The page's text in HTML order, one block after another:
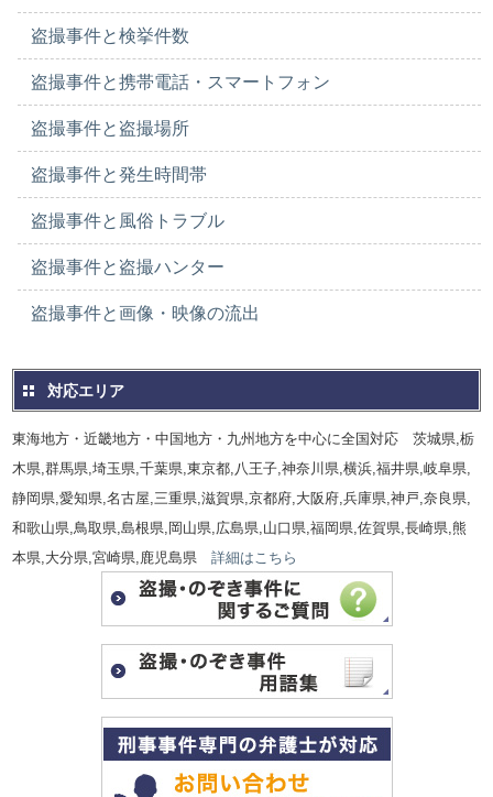
盗撮事件と検挙件数
盗撮事件と携帯電話・スマートフォン
盗撮事件と盗撮場所
盗撮事件と発生時間帯
盗撮事件と風俗トラブル
盗撮事件と盗撮ハンター
盗撮事件と画像・映像の流出
対応エリア
東海地方・近畿地方・中国地方・九州地方を中心に全国対応 茨城県,栃
木県,群馬県,埼玉県,千葉県,東京都,八王子,神奈川県,横浜,福井県,岐阜県,
静岡県,愛知県,名古屋,三重県,滋賀県,京都府,大阪府,兵庫県,神戸,奈良県,
和歌山県,鳥取県,島根県,岡山県,広島県,山口県,福岡県,佐賀県,長崎県,熊
本県,大分県,宮崎県,鹿児島県詳細はこちら